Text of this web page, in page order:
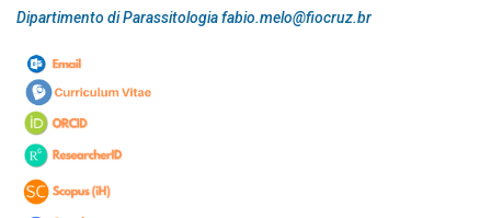
Dipartimento di Parassitologia fabio.melo@fiocruz.br